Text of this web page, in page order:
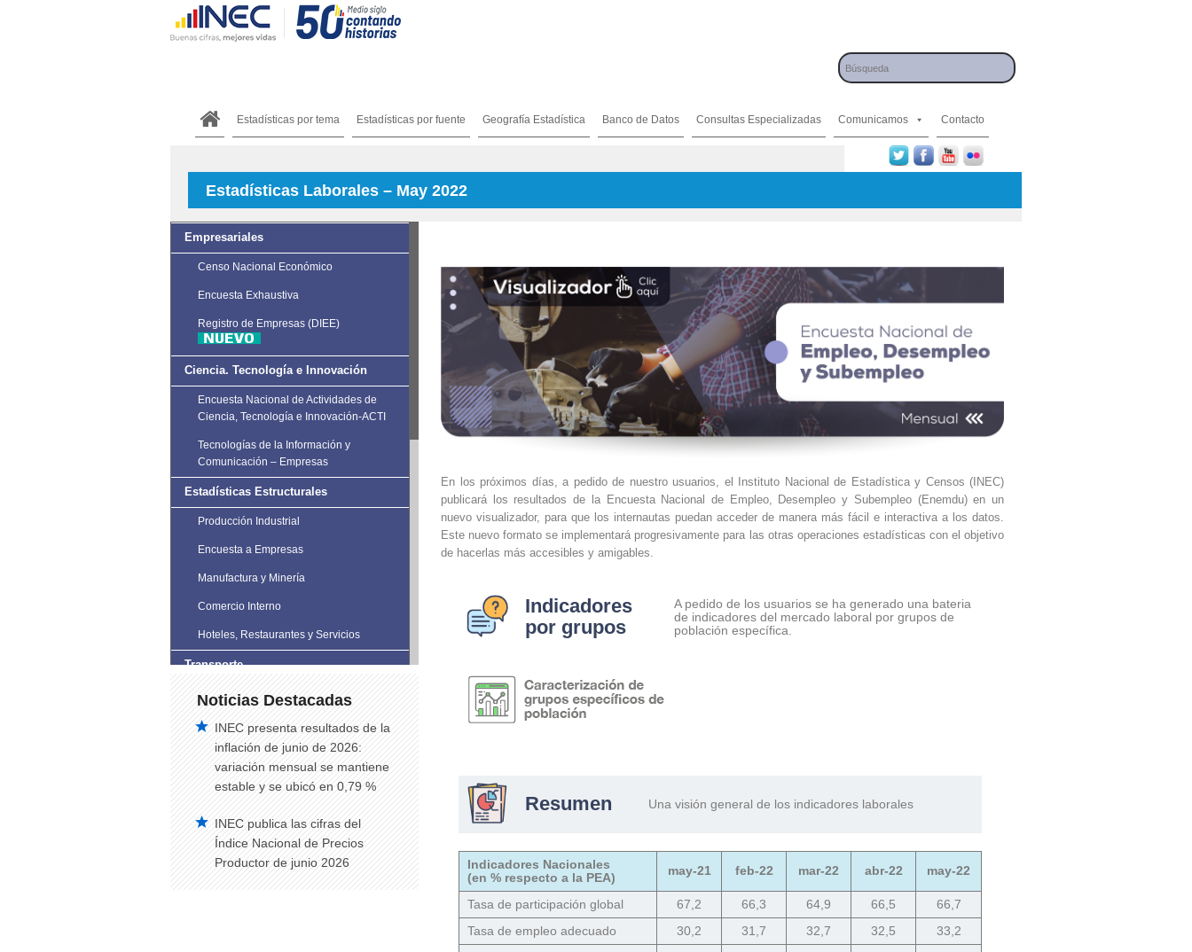
Estadísticas por tema Estadísticas por fuente Geografía Estadística Banco de Datos Consultas Especializadas Comunicamos Contacto
Estadísticas Laborales – May 2022
Empresariales
Censo Nacional Económico
Encuesta Exhaustiva
Registro de Empresas (DIEE)
Ciencia. Tecnología e Innovación
Encuesta Nacional de Actividades de
Ciencia, Tecnología e Innovación-ACTI
Tecnologías de la Información y
Comunicación – Empresas
Estadísticas Estructurales
Producción Industrial
Encuesta a Empresas
Manufactura y Minería
Comercio Interno
Hoteles, Restaurantes y Servicios
Transporte
Estadísticas de Transporte
Vehículos Matriculados
Siniestros de Tránsito
Siniestros de tránsito trimestral
Vehículos Matriculados – Serie Histórica
2008-2014
Construcción
Noticias Destacadas
INEC presenta resultados de la
inflación de junio de 2026:
variación mensual se mantiene
estable y se ubicó en 0,79 %
INEC publica las cifras del
Índice Nacional de Precios
Productor de junio 2026
En los próximos días, a pedido de nuestro usuarios, el Instituto Nacional de Estadística y Censos (INEC)
publicará los resultados de la Encuesta Nacional de Empleo, Desempleo y Subempleo (Enemdu) en un
nuevo visualizador, para que los internautas puedan acceder de manera más fácil e interactiva a los datos.
Este nuevo formato se implementará progresivamente para las otras operaciones estadísticas con el objetivo
de hacerlas más accesibles y amigables.
Indicadores
por grupos
A pedido de los usuarios se ha generado una bateria
de indicadores del mercado laboral por grupos de
población específica.
Resumen Una visión general de los indicadores laborales
Indicadores Nacionales
(en % respecto a la PEA)
may-21 feb-22 mar-22 abr-22 may-22
Tasa de participación global 67,2 66,3 64,9 66,5
66,7
Tasa de empleo adecuado
30,2 31,7 32,7 32,5
33,2